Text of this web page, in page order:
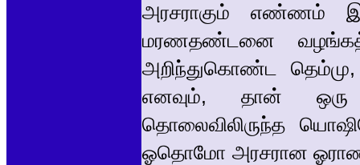
அரசராகும் எண்ணம்
மரணதண்டனை வழங்கத்
அறிந்துகொண்ட
எனவும், தான் ஒரு
தொலைவிலிருந்த
ஓதொமோ அரசரான